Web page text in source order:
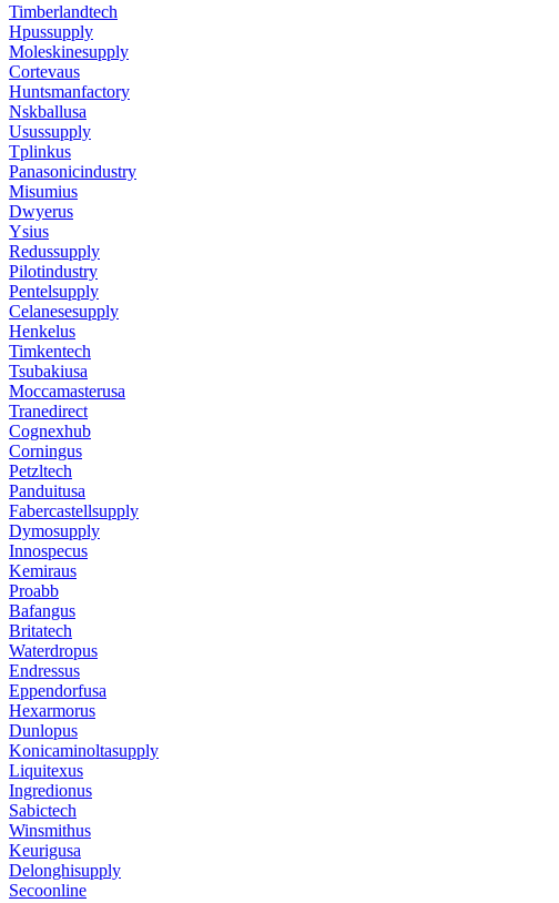
Timberlandtech
Hpussupply
Moleskinesupply
Cortevaus
Huntsmanfactory
Nskballusa
Usussupply
Tplinkus
Panasonicindustry
Misumius
Dwyerus
Ysius
Redussupply
Pilotindustry
Pentelsupply
Celanesesupply
Henkelus
Timkentech
Tsubakiusa
Moccamasterusa
Tranedirect
Cognexhub
Corningus
Petzltech
Panduitusa
Fabercastellsupply
Dymosupply
Innospecus
Kemiraus
Proabb
Bafangus
Britatech
Waterdropus
Endressus
Eppendorfusa
Hexarmorus
Dunlopus
Konicaminoltasupply
Liquitexus
Ingredionus
Sabictech
Winsmithus
Keurigusa
Delonghisupply
Secoonline